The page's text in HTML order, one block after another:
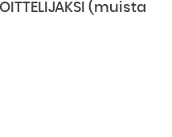
(muista